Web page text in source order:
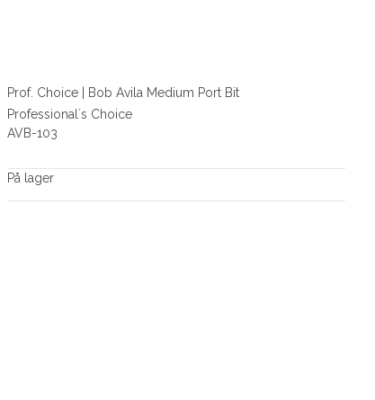
Prof. Choice | Bob Avila Medium Port Bit
Professional´s Choice
AVB-103
På lager